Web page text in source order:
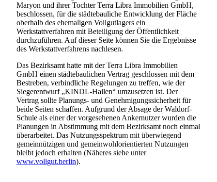
Maryon und ihrer Tochter Terra Libra Immobilien GmbH,
beschlossen, für die städtebauliche Entwicklung der Fläche
oberhalb des ehemaligen Vollgutlagers ein
Werkstattverfahren mit Beteiligung der Öffentlichkeit
durchzuführen. Auf dieser Seite können Sie die Ergebnisse
des Werkstattverfahrens nachlesen.
Das Bezirksamt hatte mit der Terra Libra Immobilien
GmbH einen städtebaulichen Vertrag geschlossen mit dem
Bestreben, verbindliche Regelungen zu treffen, wie der
Siegerentwurf „KINDL-Hallen“ umzusetzen ist. Der
Vertrag sollte Planungs- und Genehmigungssicherheit für
beide Seiten schaffen. Aufgrund der Absage der Waldorf-
Schule als einer der vorgesehenen Ankernutzer wurden die
Planungen in Abstimmung mit dem Bezirksamt noch einmal
überarbeitet. Das Nutzungsspektrum mit überwiegend
gemeinnützigen und gemeinwohlorientierten Nutzungen
bleibt jedoch erhalten (Näheres siehe unter
www.vollgut.berlin).